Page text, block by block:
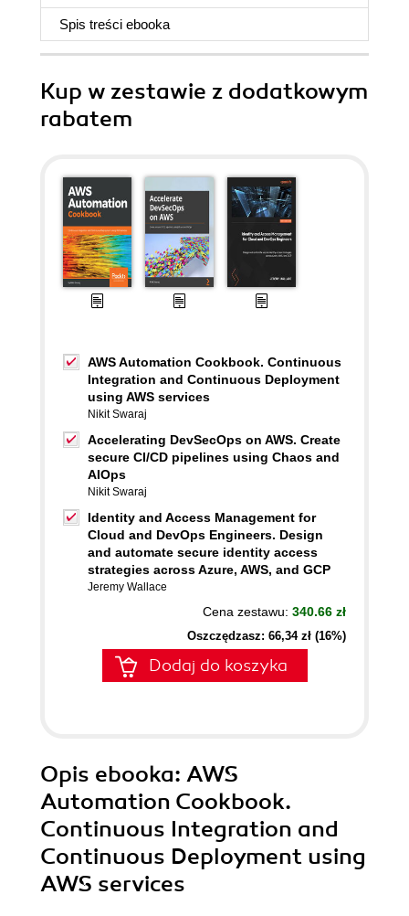
Spis treści ebooka
Kup w zestawie z dodatkowym
rabatem
AWS Automation Cookbook. Continuous
Integration and Continuous Deployment
using AWS services
Nikit Swaraj
Accelerating DevSecOps on AWS. Create
secure CI/CD pipelines using Chaos and
AIOps
Nikit Swaraj
Identity and Access Management for
Cloud and DevOps Engineers. Design
and automate secure identity access
strategies across Azure, AWS, and GCP
Jeremy Wallace
Cena zestawu: 340.66 zł
Oszczędzasz: 66,34 zł (16%)
Dodaj do koszyka
Opis ebooka: AWS
Automation Cookbook.
Continuous Integration and
Continuous Deployment using
AWS services